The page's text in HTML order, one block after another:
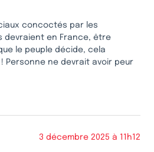
concoctés par les
devraient en France, être
le peuple décide, cela
Personne ne devrait avoir peur
3 décembre 2025 à 11h12